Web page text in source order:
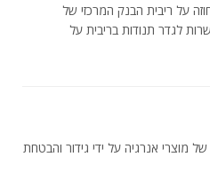
על ריבית הבנק המרכזי של
לגדר תנודות בריבית על
של מוצרי אנרגיה על ידי גידור והבטחת